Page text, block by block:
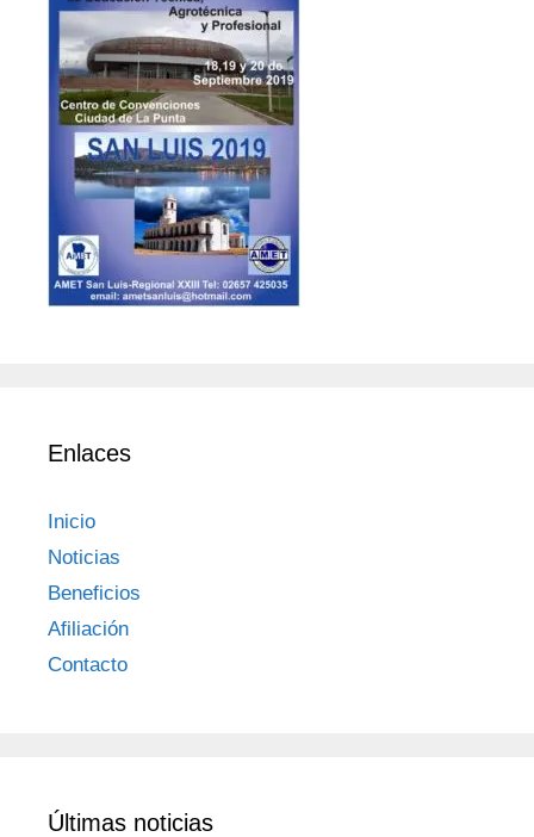
Enlaces
Inicio
Noticias
Beneficios
Afiliación
Contacto
Últimas noticias